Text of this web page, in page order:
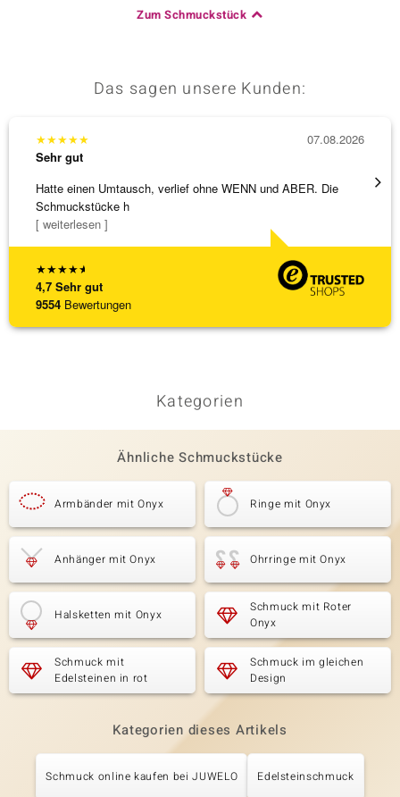
Zum Schmuckstück
Das sagen unsere Kunden:
★★★★★
4,7 Sehr gut
9554 Bewertungen
★★★★★
Sehr gut
Hatte einen Umtausch, verlief ohne WENN und ABER. Die
Schmuckstücke h
[ weiterlesen ]
07.08.2026
Eine
Kategorien
Ähnliche Schmuckstücke
Armbänder mit Onyx Ringe mit Onyx
Anhänger mit Onyx Ohrringe mit Onyx
Halsketten mit Onyx
Schmuck mit Roter
Onyx
Schmuck mit
Edelsteinen in rot
Schmuck im gleichen
Design
Kategorien dieses Artikels
Schmuck online kaufen bei JUWELO Edelsteinschmuck